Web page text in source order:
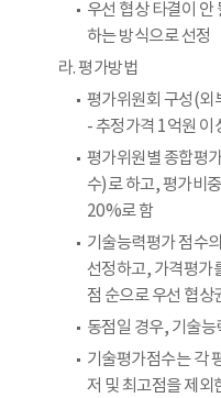
우선 협상 타결이 안
하는 방식으로 선정
라. 평가방법
평가위원회 구성(외
- 추정가격 1억원 이
평가위원별 종합평
수)로 하고, 평가비
20%로 함
기술능력평가 점수
선정하고, 가격평가
점 순으로 우선 협상
동점일 경우, 기술
기술평가점수는 각
저 및 최고점을 제외